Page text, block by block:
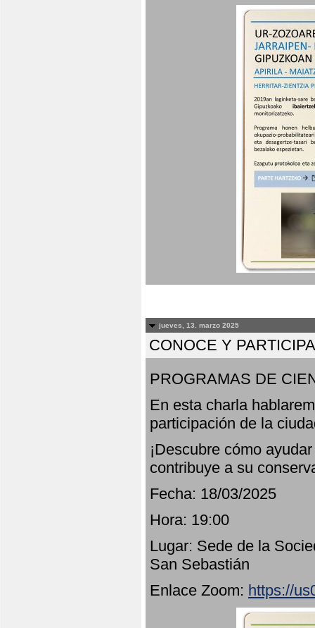
jueves, 13. marzo 2025
CONOCE Y
PROGRAMAS DE
En esta charla
participación de la
¡Descubre cómo
contribuye a su
Fecha: 18/03/2025
Hora: 19:00
Lugar: Sede de la
San Sebastián
Enlace Zoom: https://